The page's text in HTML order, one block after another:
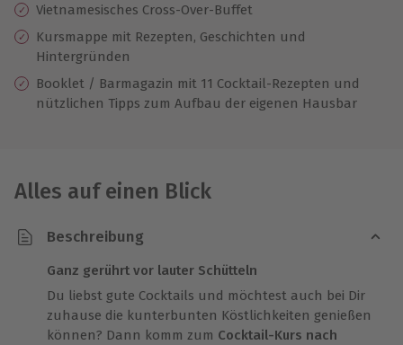
Vietnamesisches Cross-Over-Buffet
Kursmappe mit Rezepten, Geschichten und
Hintergründen
Booklet / Barmagazin mit 11 Cocktail-Rezepten und
nützlichen Tipps zum Aufbau der eigenen Hausbar
Alles auf einen Blick
Beschreibung
Ganz gerührt vor lauter Schütteln
Du liebst gute Cocktails und möchtest auch bei Dir
zuhause die kunterbunten Köstlichkeiten genießen
können? Dann komm zum Cocktail-Kurs nach